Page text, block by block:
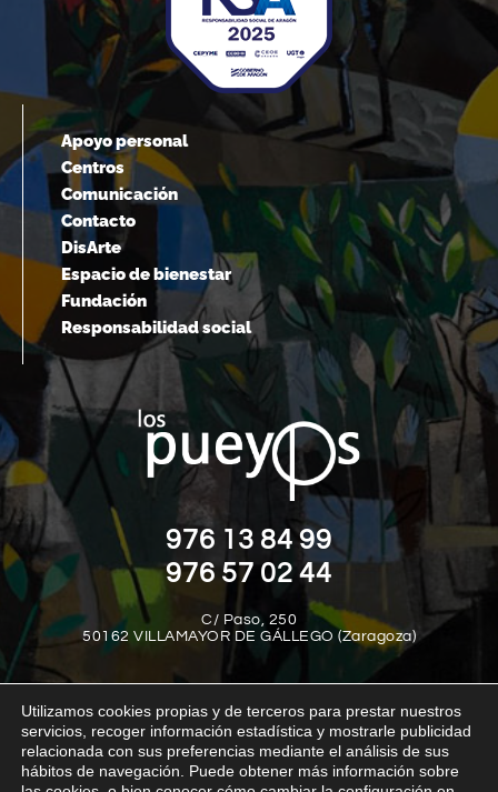
Apoyo personal
Centros
Comunicación
Contacto
DisArte
Espacio de bienestar
Fundación
Responsabilidad social
976 13 84 99
976 57 02 44
C/ Paso, 250
50162 VILLAMAYOR DE GÁLLEGO (Zaragoza)
Utilizamos cookies propias y de terceros para prestar nuestros
servicios, recoger información estadística y mostrarle publicidad
relacionada con sus preferencias mediante el análisis de sus
hábitos de navegación. Puede obtener más información sobre